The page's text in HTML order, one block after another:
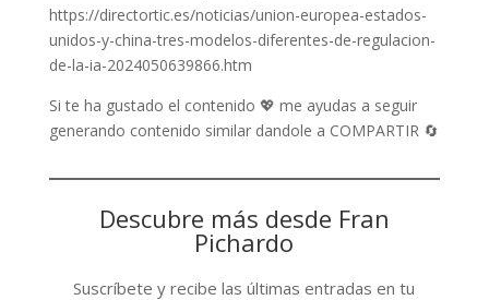
https://directortic.es/noticias/union-europea-estados-
unidos-y-china-tres-modelos-diferentes-de-regulacion-
de-la-ia-2024050639866.htm
Si te ha gustado el contenido 💖 me ayudas a seguir
generando contenido similar dandole a COMPARTIR 🔄
Descubre más desde Fran
Pichardo
Suscríbete y recibe las últimas entradas en tu